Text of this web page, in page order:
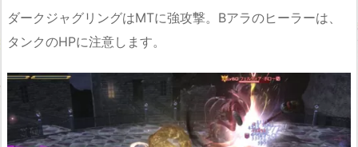
ダークジャグリングはMTに強攻撃。Bアラのヒーラーは、
タンクのHPに注意します。